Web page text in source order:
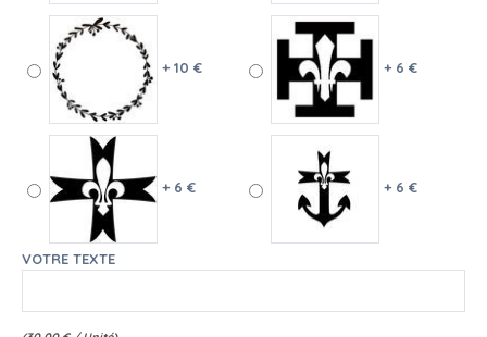
+ 10 € + 6 €
+ 6 € + 6 €
VOTRE TEXTE